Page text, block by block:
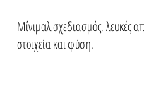
Μίνιμαλ σχεδιασμός, λευκές
στοιχεία και φύση.